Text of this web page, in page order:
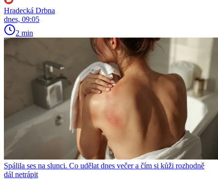
Hradecká Drbna
dnes, 09:05
2 min
Spálila ses na slunci. Co udělat dnes večer a čím si kůži rozhodně
dál netrápit